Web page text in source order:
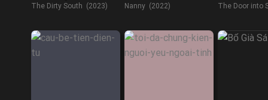
The Dirty South (2023) Nanny (2022)
Hè
The Door into